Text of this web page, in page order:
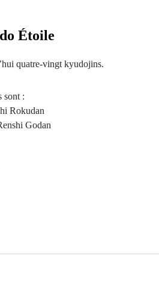
Étoile
quatre-vingt kyudojins.
sont :
Rokudan
Godan